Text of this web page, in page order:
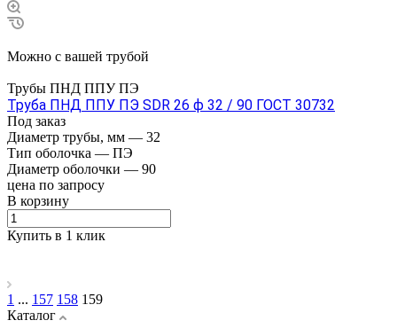
Можно с вашей трубой
Трубы ПНД ППУ ПЭ
Труба ПНД ППУ ПЭ SDR 26 ф 32 / 90 ГОСТ 30732
Под заказ
Диаметр трубы, мм — 32
Тип оболочка — ПЭ
Диаметр оболочки — 90
цена по запросу
В корзину
Купить в 1 клик
1 ... 157 158 159
Каталог